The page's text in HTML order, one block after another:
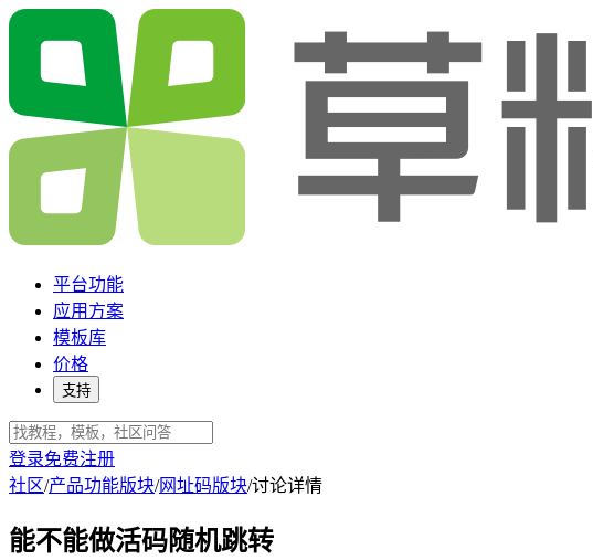
平台功能
应用方案
模板库
价格
支持
登录免费注册
社区/产品功能版块/网址码版块/讨论详情
能不能做活码随机跳转